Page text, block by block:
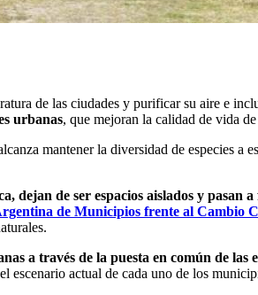
de las ciudades y purificar su aire e
urbanas, que mejoran la calidad de vida
mantener la diversidad de es­pecies a
dejan de ser espacios aislados y
de Municipios frente al Cambio
a través de la puesta en común de las
escenario actual de cada uno de los